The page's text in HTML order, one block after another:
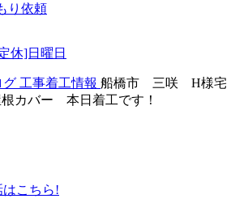
り依頼
休]日曜日
グ 工事着工情報 船橋市 三咲 H様宅
カバー 本日着工です！
はこちら!